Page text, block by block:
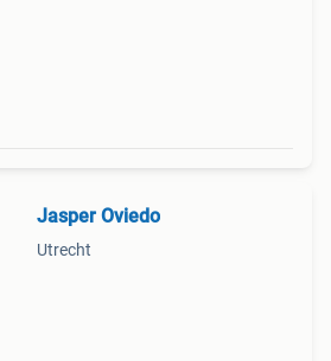
Jasper Oviedo
Utrecht